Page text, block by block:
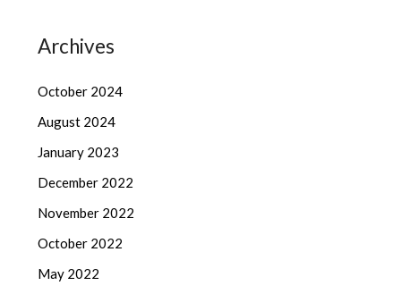
Archives
October 2024
August 2024
January 2023
December 2022
November 2022
October 2022
May 2022